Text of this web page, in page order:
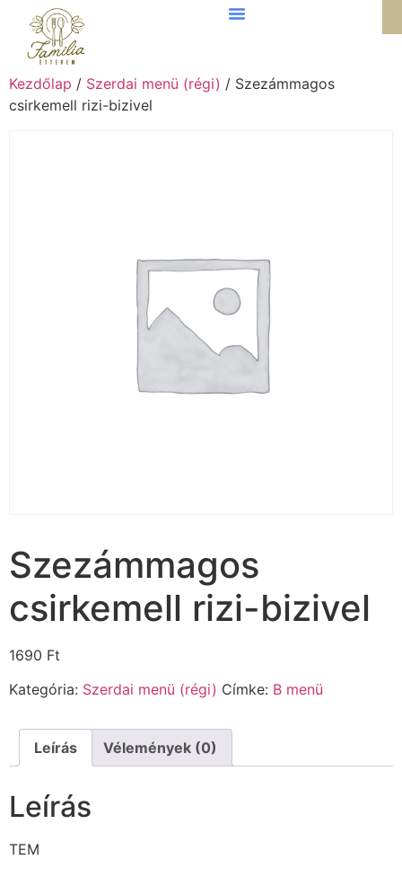
Kezdőlap / Szerdai menü (régi) / Szezámmagos
csirkemell rizi-bizivel
Szezámmagos
csirkemell rizi-bizivel
1690 Ft
Kategória: Szerdai menü (régi) Címke: B menü
Leírás Vélemények (0)
Leírás
TEM